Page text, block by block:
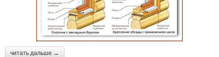
читать дальше →